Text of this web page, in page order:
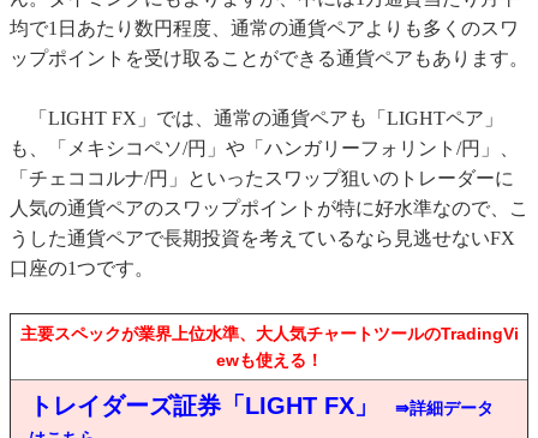
均で1日あたり数円程度、通常の通貨ペアよりも多くのスワ
ップポイントを受け取ることができる通貨ペアもあります。
「LIGHT FX」では、通常の通貨ペアも「LIGHTペア」
も、「メキシコペソ/円」や「ハンガリーフォリント/円」、
「チェココルナ/円」といったスワップ狙いのトレーダーに
人気の通貨ペアのスワップポイントが特に好水準なので、こ
うした通貨ペアで長期投資を考えているなら見逃せないFX
口座の1つです。
主要スペックが業界上位水準、大人気チャートツールのTradingVi
ewも使える！
トレイダーズ証券「LIGHT FX」
⇛詳細データ